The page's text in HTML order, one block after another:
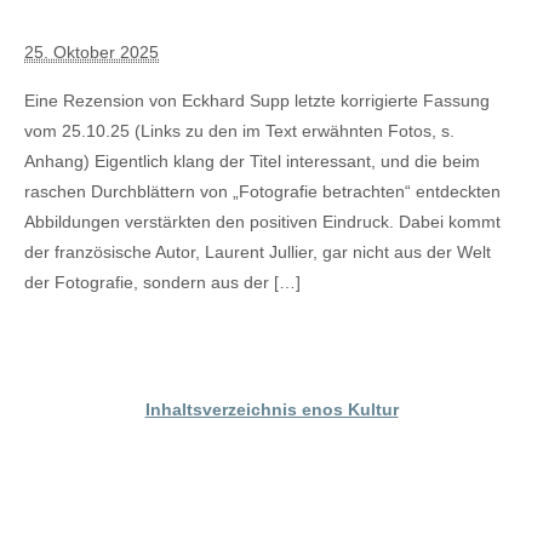
25. Oktober 2025
Eine Rezension von Eckhard Supp letzte korrigierte Fassung
vom 25.10.25 (Links zu den im Text erwähnten Fotos, s.
Anhang) Eigentlich klang der Titel interessant, und die beim
raschen Durchblättern von „Fotografie betrachten“ entdeckten
Abbildungen verstärkten den positiven Eindruck. Dabei kommt
der französische Autor, Laurent Jullier, gar nicht aus der Welt
der Fotografie, sondern aus der […]
Inhaltsverzeichnis enos Kultur